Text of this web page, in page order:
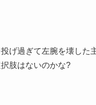
げ過ぎて左腕を壊した
肢はないのかな?